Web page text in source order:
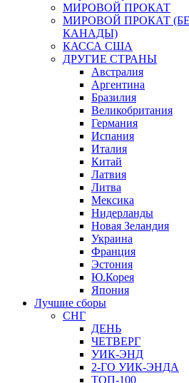
МИРОВОЙ ПРОКАТ
МИРОВОЙ ПРОКАТ
КАНАДЫ)
КАССА США
ДРУГИЕ СТРАНЫ
Австралия
Аргентина
Бразилия
Великобритания
Германия
Испания
Италия
Китай
Латвия
Литва
Мексика
Нидерланды
Новая Зеландия
Украина
Франция
Эстония
Ю.Корея
Япония
Лучшие сборы
СНГ
ДЕНЬ
ЧЕТВЕРГ
УИК-ЭНД
2-ГО УИК-ЭНДА
ТОП-100